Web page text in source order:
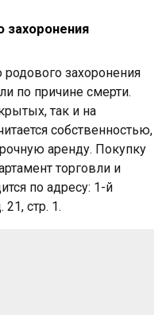
захоронения
захоронения
по причине смерти.
так и на
собственностью,
аренду. Покупку
торговли и
по адресу: 1-й
стр. 1.